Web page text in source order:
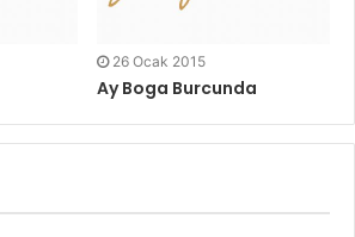
26 Ocak 2015
Ay Boga Burcunda